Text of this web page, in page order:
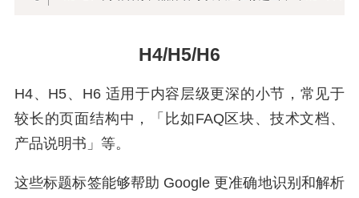
H4/H5/H6
H4、H5、H6 适用于内容层级更深的小节，常见于
较长的页面结构中，「比如FAQ区块、技术文档、
产品说明书」等。
这些标题标签能够帮助 Google 更准确地识别和解析